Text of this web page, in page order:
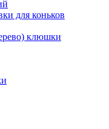
для коньков
клюшки